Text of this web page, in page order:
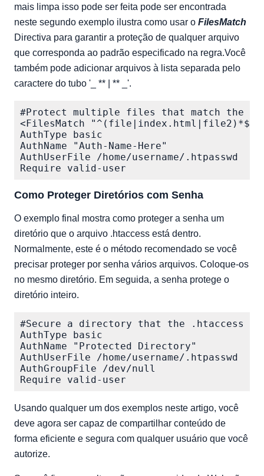
mais limpa isso pode ser feita pode ser encontrada
neste segundo exemplo ilustra como usar o FilesMatch
Directiva para garantir a proteção de qualquer arquivo
que corresponda ao padrão especificado na regra.Você
também pode adicionar arquivos à lista separada pelo
caractere do tubo '_ ** | ** _'.
#Protect multiple files that match the
<FilesMatch "^(file|index.html|file2)*$">
AuthType basic
AuthName "Auth-Name-Here"
AuthUserFile /home/username/.htpasswd
Como Proteger Diretórios com Senha
O exemplo final mostra como proteger a senha um
diretório que o arquivo .htaccess está dentro.
Normalmente, este é o método recomendado se você
precisar proteger por senha vários arquivos. Coloque-os
no mesmo diretório. Em seguida, a senha protege o
diretório inteiro.
#Secure a directory that the .htaccess
AuthType basic
AuthName "Protected Directory"
AuthUserFile /home/username/.htpasswd
AuthGroupFile /dev/null
Usando qualquer um dos exemplos neste artigo, você
deve agora ser capaz de compartilhar conteúdo de
forma eficiente e segura com qualquer usuário que você
autorize.